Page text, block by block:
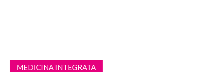
MEDICINA INTEGRATA